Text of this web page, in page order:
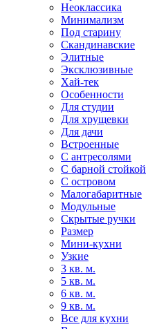
Неоклассика
Минимализм
Под старину
Скандинавские
Элитные
Эксклюзивные
Хай-тек
Особенности
Для студии
Для хрущевки
Для дачи
Встроенные
С антресолями
С барной стойкой
С островом
Малогабаритные
Модульные
Скрытые ручки
Размер
Мини-кухни
Узкие
3 кв. м.
5 кв. м.
6 кв. м.
9 кв. м.
Все для кухни